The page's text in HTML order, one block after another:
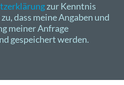
zur Kenntnis
dass meine Angaben und
meiner Anfrage
gespeichert werden.